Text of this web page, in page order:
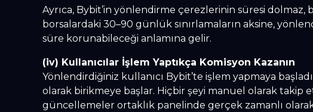
Ayrıca, Bybit’in yönlendirme çerezlerinin süresi dolmaz,
borsalardaki 30–90 günlük sınırlamaların aksine,
süre korunabileceği anlamına gelir.
(iv) Kullanıcılar İşlem Yaptıkça Komisyon Kazanın
Yönlendirdiğiniz kullanıcı Bybit’te işlem yapmaya
olarak birikmeye başlar. Hiçbir şeyi manuel olarak takip
güncellemeler ortaklık panelinde gerçek zamanlı